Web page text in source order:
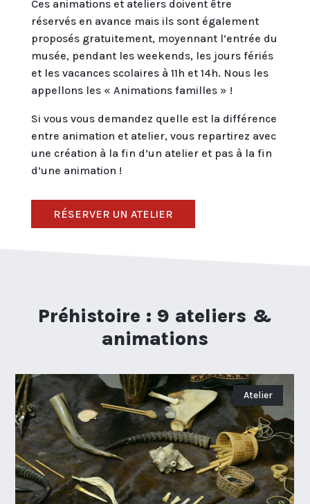
Ces animations et ateliers doivent être
réservés en avance mais ils sont également
proposés gratuitement, moyennant l’entrée du
musée, pendant les weekends, les jours fériés
et les vacances scolaires à 11h et 14h. Nous les
appellons les « Animations familles » !
Si vous vous demandez quelle est la différence
entre animation et atelier, vous repartirez avec
une création à la fin d’un atelier et pas à la fin
d’une animation !
RÉSERVER UN ATELIER
Préhistoire : 9 ateliers &
animations
Atelier